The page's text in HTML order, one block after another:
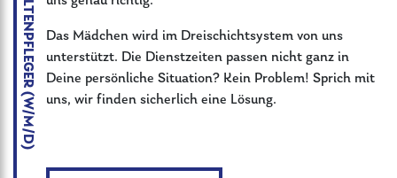
Das Mädchen wird im Dreischichtsystem von uns
unterstützt. Die Dienstzeiten passen nicht ganz in
Deine persönliche Situation? Kein Problem! Sprich mit
uns, wir finden sicherlich eine Lösung.